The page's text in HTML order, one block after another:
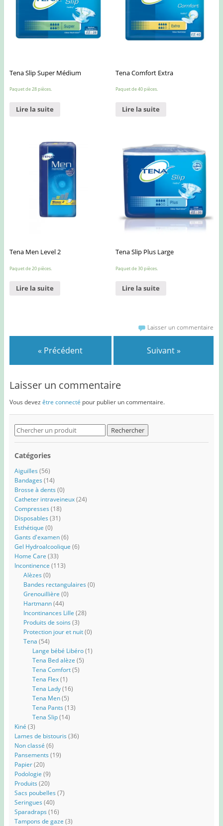
Tena Slip Super Médium
Paquet de 28 pièces.
Lire la suite
Tena Comfort Extra
Paquet de 40 pièces.
Lire la suite
Tena Men Level 2
Paquet de 20 pièces.
Lire la suite
Tena Slip Plus Large
Paquet de 30 pièces.
Lire la suite
Laisser un commentaire
« Précédent Suivant »
Laisser un commentaire
Vous devez être connecté pour publier un commentaire.
Search
for:
Catégories
Aiguilles (56)
Bandages (14)
Brosse à dents (0)
Catheter intraveineux (24)
Compresses (18)
Disposables (31)
Esthétique (0)
Gants d'examen (6)
Gel Hydroalcoolique (6)
Home Care (33)
Incontinence (113)
Alèzes (0)
Bandes rectangulaires (0)
Grenouillière (0)
Hartmann (44)
Incontinances Lille (28)
Produits de soins (3)
Protection jour et nuit (0)
Tena (54)
Lange bébé Libéro (1)
Tena Bed alèze (5)
Tena Comfort (5)
Tena Flex (1)
Tena Lady (16)
Tena Men (5)
Tena Pants (13)
Tena Slip (14)
Kiné (3)
Lames de bistouris (36)
Non classé (6)
Pansements (19)
Papier (20)
Podologie (9)
Produits (20)
Sacs poubelles (7)
Seringues (40)
Sparadraps (16)
Tampons de gaze (3)